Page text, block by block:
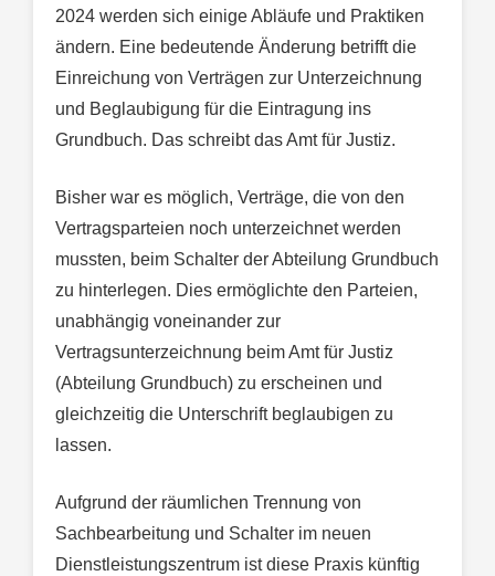
2024 werden sich einige Abläufe und Praktiken
ändern. Eine bedeutende Änderung betrifft die
Einreichung von Verträgen zur Unterzeichnung
und Beglaubigung für die Eintragung ins
Grundbuch. Das schreibt das Amt für Justiz.
Bisher war es möglich, Verträge, die von den
Vertragsparteien noch unterzeichnet werden
mussten, beim Schalter der Abteilung Grundbuch
zu hinterlegen. Dies ermöglichte den Parteien,
unabhängig voneinander zur
Vertragsunterzeichnung beim Amt für Justiz
(Abteilung Grundbuch) zu erscheinen und
gleichzeitig die Unterschrift beglaubigen zu
lassen.
Aufgrund der räumlichen Trennung von
Sachbearbeitung und Schalter im neuen
Dienstleistungszentrum ist diese Praxis künftig